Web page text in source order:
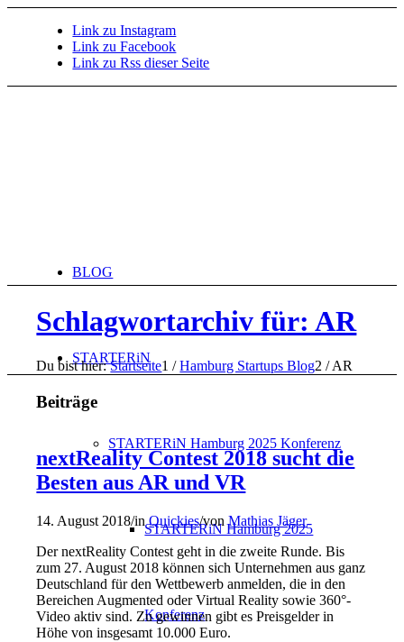
Link zu Instagram
Link zu Facebook
Link zu Rss dieser Seite
BLOG
STARTERiN
STARTERiN Hamburg 2025 Konferenz
STARTERiN Hamburg 2025
Konferenz
Schlagwortarchiv für: AR
Du bist hier: Startseite1 / Hamburg Startups Blog2 / AR
Beiträge
nextReality Contest 2018 sucht die
Besten aus AR und VR
14. August 2018/inQuickies/vonMathias Jäger
Der nextReality Contest geht in die zweite Runde. Bis
zum 27. August 2018 können sich Unternehmen aus ganz
Deutschland für den Wettbewerb anmelden, die in den
Bereichen Augmented oder Virtual Reality sowie 360°-
Video aktiv sind. Zu gewinnen gibt es Preisgelder in
Höhe von insgesamt 10.000 Euro.